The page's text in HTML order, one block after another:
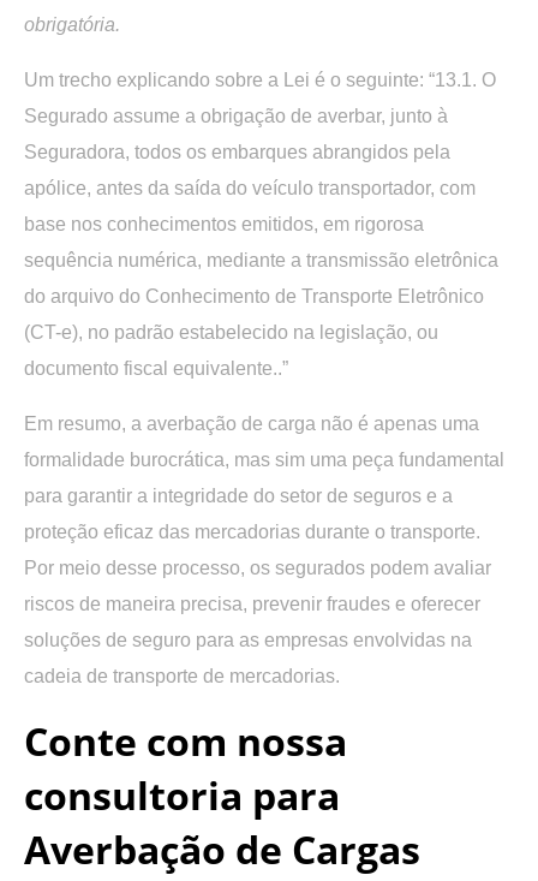
obrigatória.
Um trecho explicando sobre a Lei é o seguinte: “13.1. O
Segurado assume a obrigação de averbar, junto à
Seguradora, todos os embarques abrangidos pela
apólice, antes da saída do veículo transportador, com
base nos conhecimentos emitidos, em rigorosa
sequência numérica, mediante a transmissão eletrônica
do arquivo do Conhecimento de Transporte Eletrônico
(CT-e), no padrão estabelecido na legislação, ou
documento fiscal equivalente..”
Em resumo, a averbação de carga não é apenas uma
formalidade burocrática, mas sim uma peça fundamental
para garantir a integridade do setor de seguros e a
proteção eficaz das mercadorias durante o transporte.
Por meio desse processo, os segurados podem avaliar
riscos de maneira precisa, prevenir fraudes e oferecer
soluções de seguro para as empresas envolvidas na
cadeia de transporte de mercadorias.
Conte com nossa
consultoria para
Averbação de Cargas